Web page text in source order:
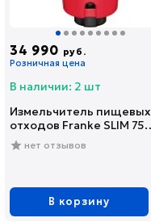
34 990 руб.
Розничная цена
В наличии: 2 шт
Измельчитель пищевых
отходов Franke SLIM 75
(134.0715.096)
нет отзывов
В корзину